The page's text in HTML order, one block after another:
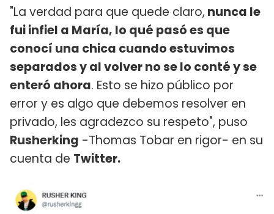
"La verdad para que quede claro, nunca le
fui infiel a María, lo qué pasó es que
conocí una chica cuando estuvimos
separados y al volver no se lo conté y se
enteró ahora. Esto se hizo público por
error y es algo que debemos resolver en
privado, les agradezco su respeto", puso
Rusherking -Thomas Tobar en rigor- en su
cuenta de Twitter.